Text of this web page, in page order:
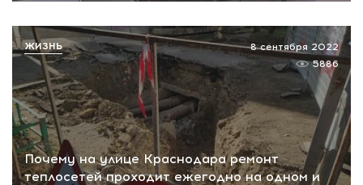
Почему на улице Краснодара ремонт
теплосетей проходит ежегодно на одном и
8 сентября 2022
5886
ЖИЗНЬ